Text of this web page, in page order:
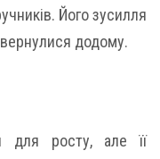
Його зусилля
додому.
для росту, але її